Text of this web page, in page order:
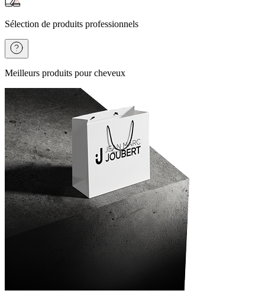
Sélection de produits professionnels
Meilleurs produits pour cheveux